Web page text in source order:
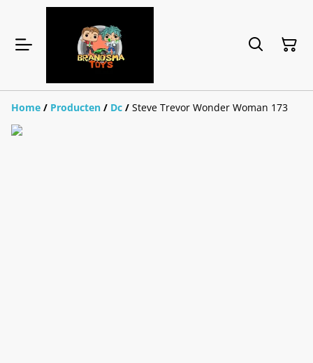
Home / Producten / Dc / Steve Trevor Wonder Woman 173